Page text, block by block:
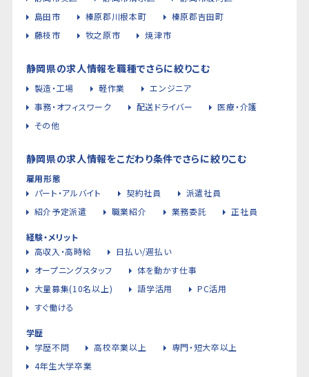
島田市
榛原郡川根本町
榛原郡吉田町
藤枝市
牧之原市 焼津市
静岡県の求人情報を職種でさらに絞りこむ
製造・工場 軽作業
エンジニア
事務・オフィスワーク
配送ドライバー
医療・介護
その他
静岡県の求人情報をこだわり条件でさらに絞りこむ
雇用形態
パート・アルバイト
契約社員
派遣社員
紹介予定派遣
職業紹介 業務委託 正社員
経験・メリット
高収入・高時給
日払い/週払い
オープニングスタッフ
体を動かす仕事
大量募集(10名以上)
語学活用
PC活用
すぐ働ける
学歴
学歴不問
高校卒業以上
専門・短大卒以上
4年生大学卒業